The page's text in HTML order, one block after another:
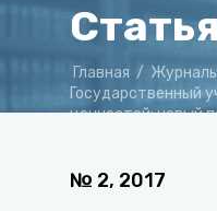
Главная /
Государственный
ценностей: новый
№ 2, 2017